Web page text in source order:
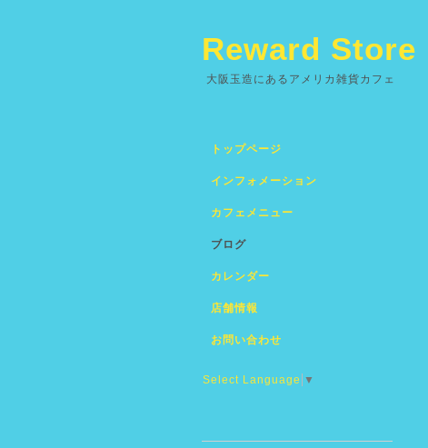
Reward Store
大阪玉造にあるアメリカ雑貨カフェ
トップページ
インフォメーション
カフェメニュー
ブログ
カレンダー
店舗情報
お問い合わせ
Select Language ▼